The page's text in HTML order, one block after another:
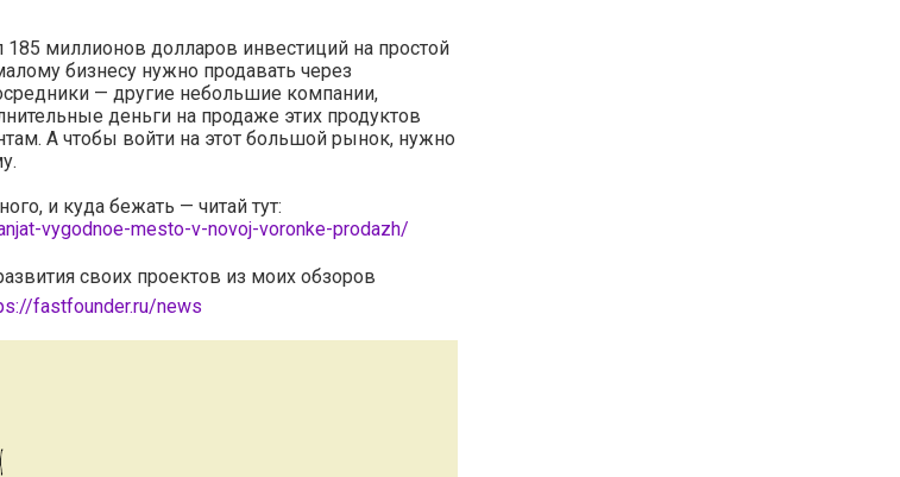
185 миллионов долларов инвестиций на простой
бизнесу нужно продавать через
— другие небольшие компании,
деньги на продаже этих продуктов
А чтобы войти на этот большой рынок, нужно
и куда бежать — читай тут:
vygodnoe-mesto-v-novoj-voronke-prodazh/
своих проектов из моих обзоров
fastfounder.ru/news